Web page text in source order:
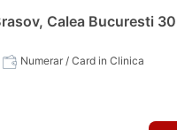
Calea Bucuresti
Numerar / Card in Clinica